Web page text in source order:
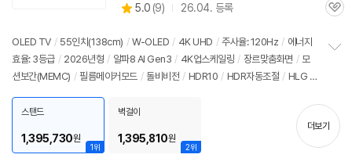
별
5.0 (상
리
뷰
9) 26.04. 등록
관
OLED TV / 55인치 (138cm) / W-OLED / 4K UHD / 주사율: 120Hz / 에너지
효율: 3등급 / 2026년형 / 알파8 AI Gen3 / 4K업스케일링 / 장르맞춤화면 / 모
션보간(MEMC) / 필름메이커모드 / 돌비비전 / HDR10 / HDR자동조절 / HLG /
c Compatible
FreeSync / 게임모드
출시가:
기
1위
스탠드
1,395,730원
2위
벽걸이
1,395,810원
더보기